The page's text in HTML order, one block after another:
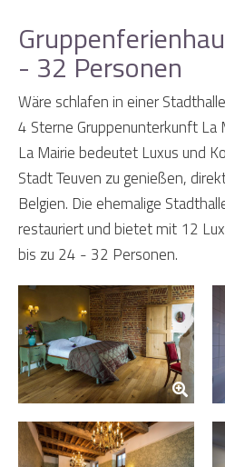
- 32 Personen
Wäre schlafen in einer
4 Sterne Gruppenunterkunft La
La Mairie bedeutet Luxus und
Stadt Teuven zu genießen,
Belgien. Die ehemalige
restauriert und bietet mit 12
bis zu 24 - 32 Personen.